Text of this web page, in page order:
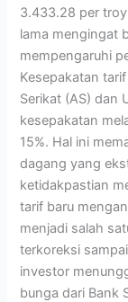
3.433.28 per
lama mengingat
mempengaruhi
Kesepakatan
Serikat (AS) dan
kesepakatan
15%. Hal ini
dagang yang
ketidakpastian
tarif baru
menjadi salah
terkoreksi
investor
bunga dari Bank